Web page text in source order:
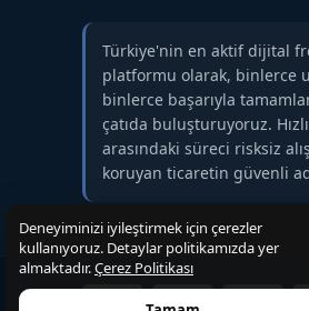
☑️İnternet üzerinden
☑️ Yerel Hizmet
☑️ Okul, dersane, dernek,
☑️ Telekominikasyon ve
☑️Markasını Google
Türkiye'nin en aktif dijital
platformu olarak, binlerce
binlerce başarıyla
çatıda buluşturuyoruz.
arasındaki süreci risksiz
koruyan ticaretin güvenli
Deneyiminizi iyileştirmek için çerezler
kullanıyoruz. Detaylar politikamızda yer
almaktadır.Çerez Politikası